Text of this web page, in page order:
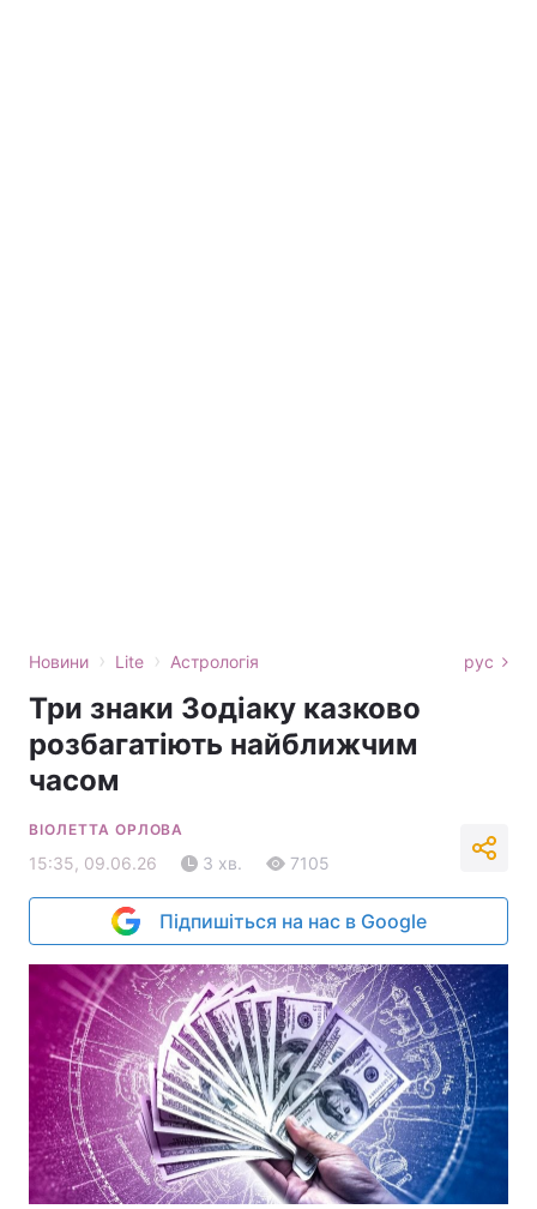
Новини › Lite › Астрологія рус
Три знаки Зодіаку казково
розбагатіють найближчим
часом
ВІОЛЕТТА ОРЛОВА
15:35, 09.06.26 3 хв. 7105
Підпишіться на нас в Google